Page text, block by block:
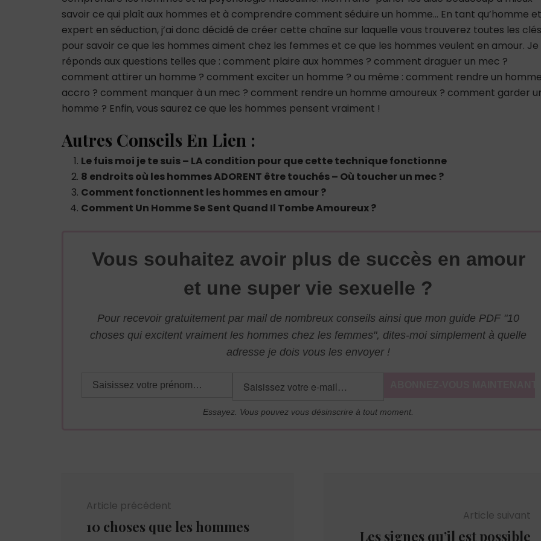
savoir ce qui plaît aux hommes et à comprendre comment séduire un homme… En tant qu’homme et
expert en séduction, j’ai donc décidé de créer cette chaîne sur laquelle vous trouverez toutes les clés
pour savoir ce que les hommes aiment chez les femmes et ce que les hommes veulent en amour. Je
réponds aux questions telles que : comment plaire aux hommes ? comment draguer un mec ?
comment attirer un homme ? comment exciter un homme ? ou même : comment rendre un homme
accro ? comment manquer à un mec ? comment rendre un homme amoureux ? comment garder
homme ? Enfin, vous saurez ce que les hommes pensent vraiment !
Autres Conseils En Lien :
Le fuis moi je te suis – LA condition pour que cette technique fonctionne
8 endroits où les hommes ADORENT être touchés – Où toucher un mec ?
Comment fonctionnent les hommes en amour ?
Comment Un Homme Se Sent Quand Il Tombe Amoureux ?
Vous souhaitez avoir plus de succès en amour
et une super vie sexuelle ?
Pour recevoir gratuitement par mail de nombreux conseils ainsi que mon guide PDF "10
choses qui excitent vraiment les hommes chez les femmes", dites-moi simplement à quelle
adresse je dois vous les envoyer !
Essayez. Vous pouvez vous désinscrire à tout moment.
Article précédent
10 choses que les hommes
Article suivant
Les signes qu’il est possible